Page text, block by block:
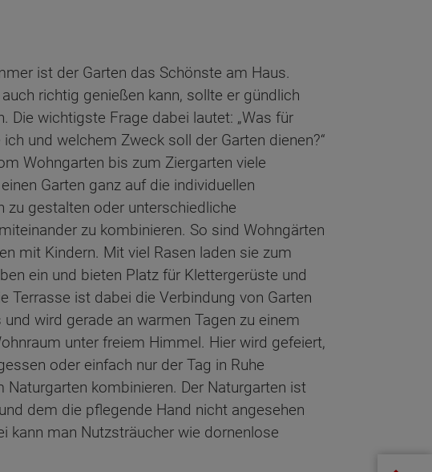
ist der Garten das Schönste am Haus.
richtig genießen kann, sollte er gündlich
Die wichtigste Frage dabei lautet: „Was für
und welchem Zweck soll der Garten dienen?“
Wohngarten bis zum Ziergarten viele
Garten ganz auf die individuellen
zu gestalten oder unterschiedliche
zu kombinieren. So sind Wohngärten
mit Kindern. Mit viel Rasen laden sie zum
ein und bieten Platz für Klettergerüste und
Terrasse ist dabei die Verbindung von Garten
und wird gerade an warmen Tagen zu einem
unter freiem Himmel. Hier wird gefeiert,
oder einfach nur der Tag in Ruhe
kombinieren. Der Naturgarten ist
dem die pflegende Hand nicht angesehen
kann man Nutzsträucher wie dornenlose